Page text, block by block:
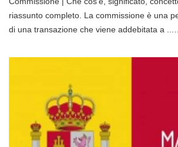
riassunto completo. La commissione è una
di una transazione che viene addebitata a ...…